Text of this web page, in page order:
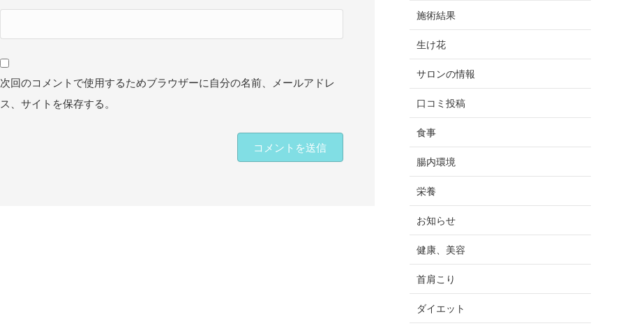
次回のコメントで使用するためブラウザーに自分の名前、メールアドレ
ス、サイトを保存する。
施術結果
生け花
サロンの情報
口コミ投稿
食事
腸内環境
栄養
お知らせ
健康、美容
首肩こり
ダイエット